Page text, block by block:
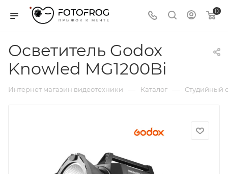
0
Осветитель Godox
Knowled MG1200Bi
Интернет магазин видеотехники — Каталог — Студийный